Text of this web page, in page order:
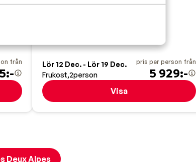
från
Lugnt läge
Lör 12 Dec. - Lör 19 Dec.
Frukost 2person
pris per person från
5 929:-
Visa
Deux Alpes